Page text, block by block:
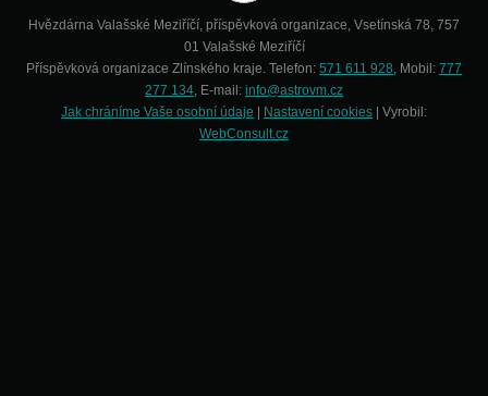
Hvězdárna Valašské Meziříčí, příspěvková organizace, Vsetínská 78, 757
01 Valašské Meziříčí
Příspěvková organizace Zlínského kraje. Telefon: 571 611 928, Mobil: 777
277 134, E-mail: info@astrovm.cz
Jak chráníme Vaše osobní údaje
Nastavení cookies | Vyrobil:
WebConsult.cz